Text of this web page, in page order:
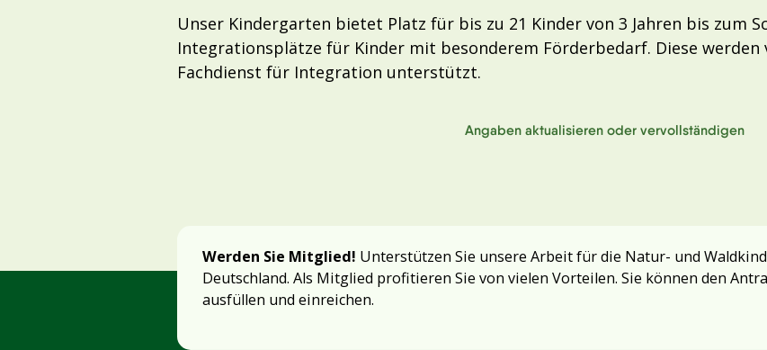
Unser Kindergarten bietet Platz für bis zu 21 Kinder von 3 Jahren bis zum
Integrationsplätze für Kinder mit besonderem Förderbedarf. Diese werden
Fachdienst für Integration unterstützt.
Angaben aktualisieren oder vervollständigen
Werden Sie Mitglied! Unterstützen Sie unsere Arbeit für die Natur- und
Deutschland. Als Mitglied profitieren Sie von vielen Vorteilen. Sie können den
ausfüllen und einreichen.